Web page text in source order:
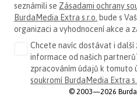
seznámili se Zásadami ochrany
BurdaMedia Extra s.r.o. bude s
organizaci a vyhodnocení akce a
Chcete navíc dostávat i další
informace od našich
zpracováním údajů k tomuto
soukromí BurdaMedia Extra
© 2003—2026